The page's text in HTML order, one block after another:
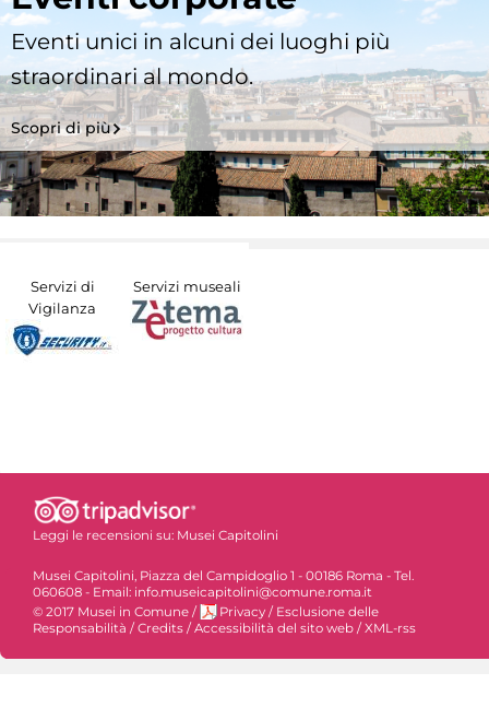
Eventi unici in alcuni dei luoghi più
straordinari al mondo.
Scopri di più
Servizi di
Vigilanza
Servizi museali
Leggi le recensioni su: Musei Capitolini
Musei Capitolini, Piazza del Campidoglio 1 - 00186 Roma - Tel.
060608 - Email: info.museicapitolini@comune.roma.it
© 2017 Musei in Comune / Privacy / Esclusione delle
Responsabilità /Credits /Accessibilità del sito web /XML-rss